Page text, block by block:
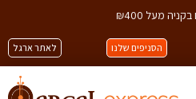
מעל ₪400
הסניפים שלנו לאתר ארגל